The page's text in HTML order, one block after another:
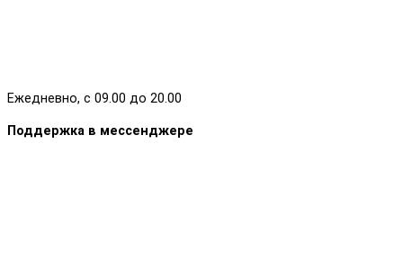
Ежедневно, с 09.00 до 20.00
Поддержка в мессенджере